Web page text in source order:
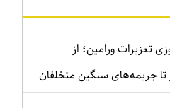
تعزیرات ورامین؛ از
جریمه‌های سنگین متخلفان